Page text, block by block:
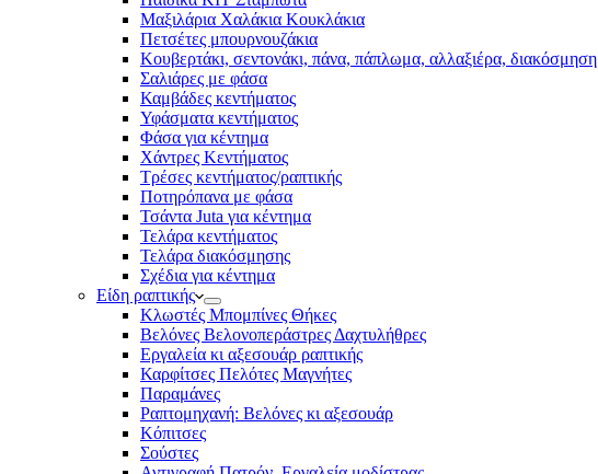
Μαξιλάρια Χαλάκια Κουκλάκια
Πετσέτες μπουρνουζάκια
Κουβερτάκι, σεντονάκι, πάνα, πάπλωμα, αλλαξιέρα, διακόσμηση
Σαλιάρες με φάσα
Καμβάδες κεντήματος
Υφάσματα κεντήματος
Φάσα για κέντημα
Χάντρες Κεντήματος
Τρέσες κεντήματος/ραπτικής
Ποτηρόπανα με φάσα
Τσάντα Juta για κέντημα
Τελάρα κεντήματος
Τελάρα διακόσμησης
Σχέδια για κέντημα
Είδη ραπτικής
Κλωστές Μπομπίνες Θήκες
Βελόνες Βελονοπεράστρες Δαχτυλήθρες
Εργαλεία κι αξεσουάρ ραπτικής
Καρφίτσες Πελότες Μαγνήτες
Παραμάνες
Ραπτομηχανή: Βελόνες κι αξεσουάρ
Κόπιτσες
Σούστες